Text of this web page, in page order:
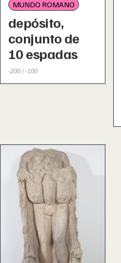
MUNDO ROMANO
depósito,
conjunto de
10 espadas
-200 / -100